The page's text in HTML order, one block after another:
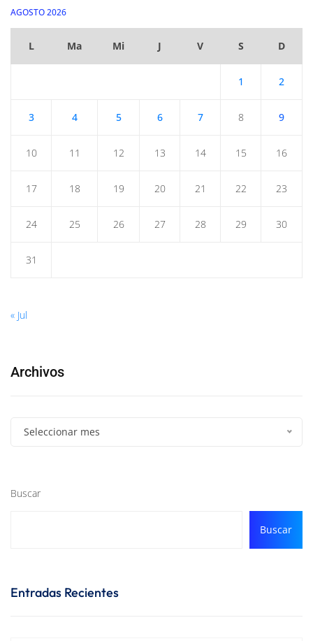
AGOSTO 2026
L Ma Mi J V S D
1 2
3 4 5 6 7 8 9
10 11 12 13 14 15 16
17 18 19 20 21 22 23
24 25 26 27 28 29 30
31
« Jul
Archivos
Seleccionar mes
Buscar
Buscar
Entradas Recientes